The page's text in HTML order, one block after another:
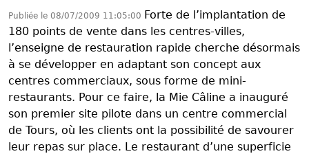
Publiée le 08/07/2009 11:05:00 Forte de l’implantation de
180 points de vente dans les centres-villes,
l’enseigne de restauration rapide cherche désormais
à se développer en adaptant son concept aux
centres commerciaux, sous forme de mini-
restaurants. Pour ce faire, la Mie Câline a inauguré
son premier site pilote dans un centre commercial
de Tours, où les clients ont la possibilité de savourer
leur repas sur place. Le restaurant d’une superficie